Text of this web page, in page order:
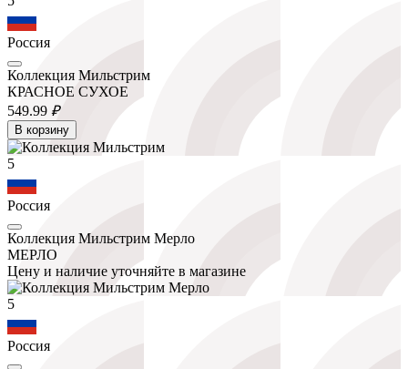
Россия
Коллекция Мильстрим
КРАСНОЕ СУХОЕ
549.99 ₽
В корзину
5
Россия
Коллекция Мильстрим Мерло
МЕРЛО
Цену и наличие уточняйте в магазине
5
Россия